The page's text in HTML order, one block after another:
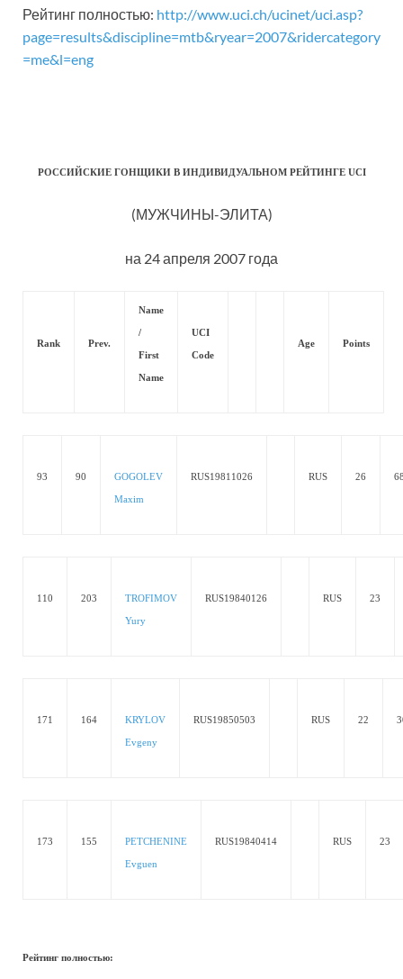
Рейтинг полностью: http://www.uci.ch/ucinet/uci.asp?
page=results&discipline=mtb&ryear=2007&ridercategory
=me&l=eng
РОССИЙСКИЕ ГОНЩИКИ В ИНДИВИДУАЛЬНОМ РЕЙТИНГЕ UCI
(МУЖЧИНЫ-ЭЛИТА)
на 24 апреля 2007 года
Rank Prev.
Name
/
First
Name
UCI
Code
Age Points
93 90 GOGOLEV
Maxim
RUS19811026 RUS 26
110 203 TROFIMOV
Yury
RUS19840126 RUS 23
171 164 KRYLOV
Evgeny
RUS19850503 RUS 22
173 155 PETCHENINE
Evguen
RUS19840414 RUS 23
Рейтинг полностью: